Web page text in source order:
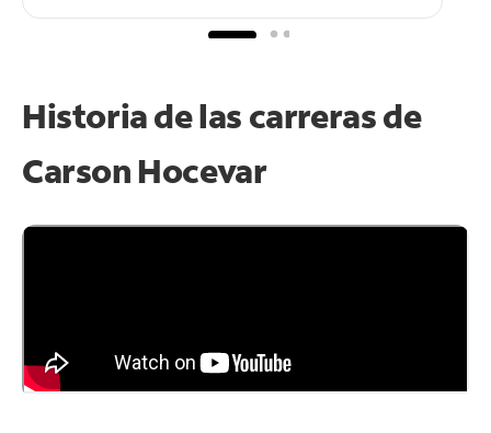
Historia de las carreras de
Carson Hocevar